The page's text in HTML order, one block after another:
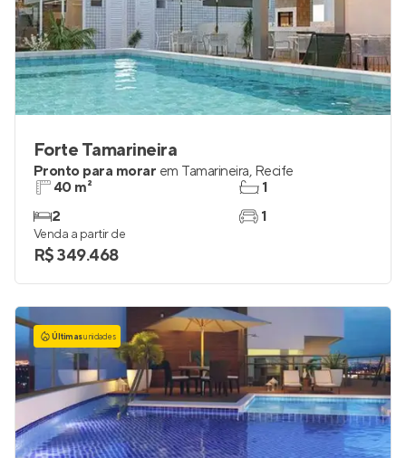
Forte Tamarineira
Pronto para morar em Tamarineira, Recife
40 m²
2
1
1
Venda a partir de
R$ 349.468
Últimasunidades